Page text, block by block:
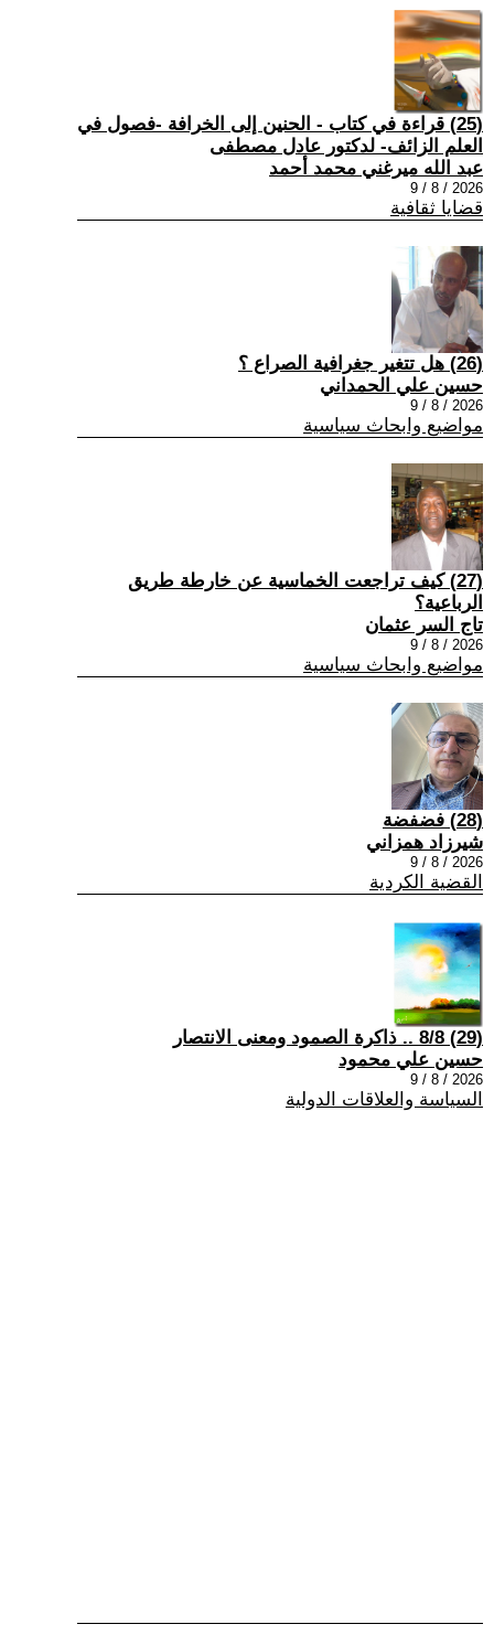
(25) قراءة في كتاب - الحنين إلى الخرافة -فصول في
العلم الزائف- لدكتور عادل مصطفى
عبد الله ميرغني محمد أحمد
2026 / 8 / 9
قضايا ثقافية
(26) هل تتغير جغرافية الصراع ؟
حسين علي الحمداني
2026 / 8 / 9
مواضيع وابحاث سياسية
(27) كيف تراجعت الخماسية عن خارطة طريق
الرباعية؟
تاج السر عثمان
2026 / 8 / 9
مواضيع وابحاث سياسية
(28) فضفضة
شيرزاد همزاني
2026 / 8 / 9
القضية الكردية
(29) 8/8 .. ذاكرة الصمود ومعنى الانتصار
حسين علي محمود
2026 / 8 / 9
السياسة والعلاقات الدولية